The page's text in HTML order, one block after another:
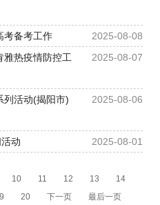
2025-08-08
考备考工作
2025-08-07
雅热疫情防控工
2025-08-06
列活动(揭阳市)
2025-08-01
动
10 11 12 13
14
20 下一页 最后一页